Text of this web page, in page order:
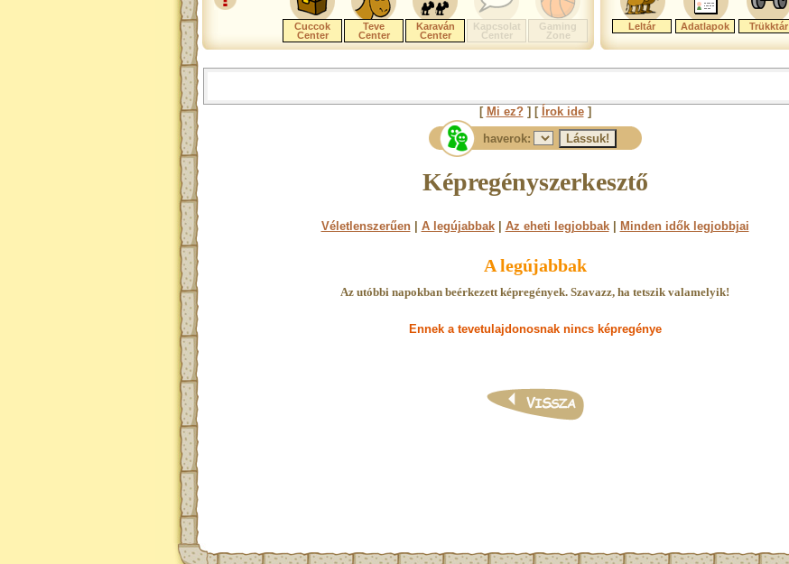
Cuccok
Center
Teve
Center
Karaván
Center
Kapcsolat
Center
Gaming
Zone
Leltár Adatlapok Trükktár
[ Mi ez?] [ Írok ide]
haverok:
Képregényszerkesztő
Véletlenszerűen| A legújabbak| Az eheti legjobbak| Minden idők legjobbjai
A legújabbak
Az utóbbi napokban beérkezett képregények. Szavazz, ha tetszik valamelyik!
Ennek a tevetulajdonosnak nincs képregénye